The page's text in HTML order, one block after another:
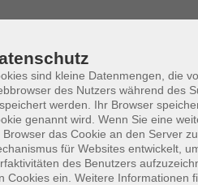
sind kleine Datenmengen, die
des Nutzers während des
werden. Ihr Browser
genannt wird. Wenn Sie eine
Browser das Cookie an den Server
für Websites entwickelt,
des Benutzers
Cookies ein. Weitere Informationen